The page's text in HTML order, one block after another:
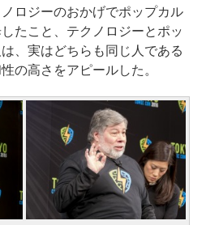
ロジーのおかげでポップカル
たこと、テクノロジーとポッ
、実はどちらも同じ人である
の高さをアピールした。